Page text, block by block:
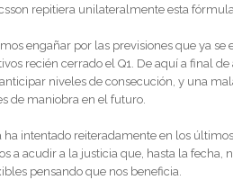
repitiera unilateralmente esta
engañar por las previsiones que ya
recién cerrado el Q1. De aquí a final
niveles de consecución, y una
de maniobra en el futuro.
ha intentado reiteradamente en los
a acudir a la justicia que, hasta la
pensando que nos beneficia.